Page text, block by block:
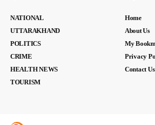
NATIONAL
UTTARAKHAND
POLITICS
CRIME
HEALTH NEWS
TOURISM
Home
About Us
My
Privacy
Contact Us